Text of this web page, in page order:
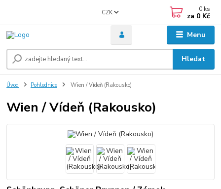
Menu
CZK
Hledat
0 ks
za 0 Kč
Úvod Pohlednice Wien / Vídeň (Rakousko)
Wien / Vídeň (Rakousko)